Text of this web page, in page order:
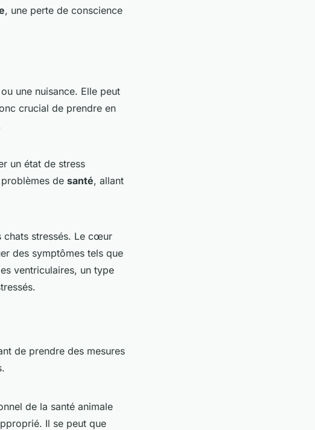
, une perte de conscience
une nuisance. Elle peut
crucial de prendre en
un état de stress
de santé, allant
chats stressés. Le cœur
des symptômes tels que
ventriculaires, un type
de prendre des mesures
de la santé animale
Il se peut que